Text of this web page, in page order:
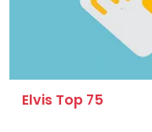
Elvis Top 75